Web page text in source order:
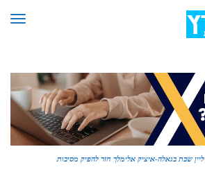
ליין שבת בגאלה-איציק אלימלך חזר להפיק מסיבות